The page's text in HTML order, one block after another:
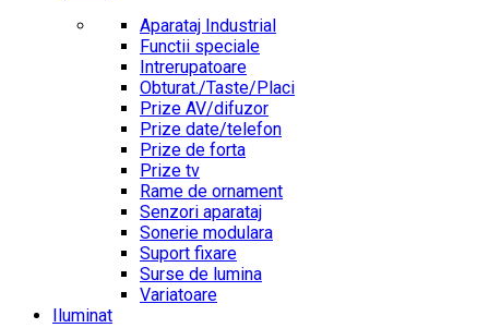
Aparataj Industrial
Functii speciale
Intrerupatoare
Obturat./Taste/Placi
Prize AV/difuzor
Prize date/telefon
Prize de forta
Prize tv
Rame de ornament
Senzori aparataj
Sonerie modulara
Suport fixare
Surse de lumina
Variatoare
Iluminat